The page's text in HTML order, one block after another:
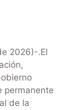
2026)-.El
permanente
de la